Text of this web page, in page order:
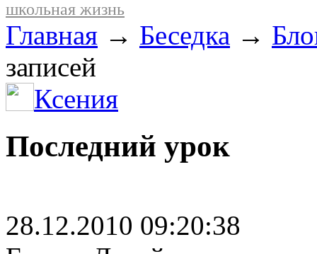
школьная жизнь
Главная → Беседка →
записей
Ксения
Последний урок
28.12.2010 09:20:38